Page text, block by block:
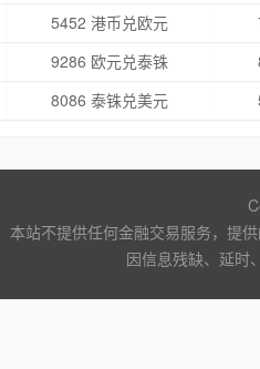
5452 港币兑欧元
9286 欧元兑泰铢
8086 泰铢兑美元
本站不提供任何金融交易服务，提
因信息残缺、延时